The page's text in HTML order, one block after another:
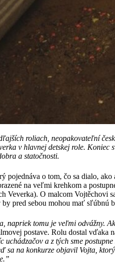
roliach, neopakovateľní
v hlavnej detskej role. Koniec
a statočnosti.
pojednáva o tom, čo sa dialo,
na veľmi krehkom a
Veverka). O malcom
pred sebou mohou mať sľúbnú
napriek tomu je veľmi odvážny.
postave. Rolu dostal vďaka
a z tých sme
sa na konkurze objavil Vojta,